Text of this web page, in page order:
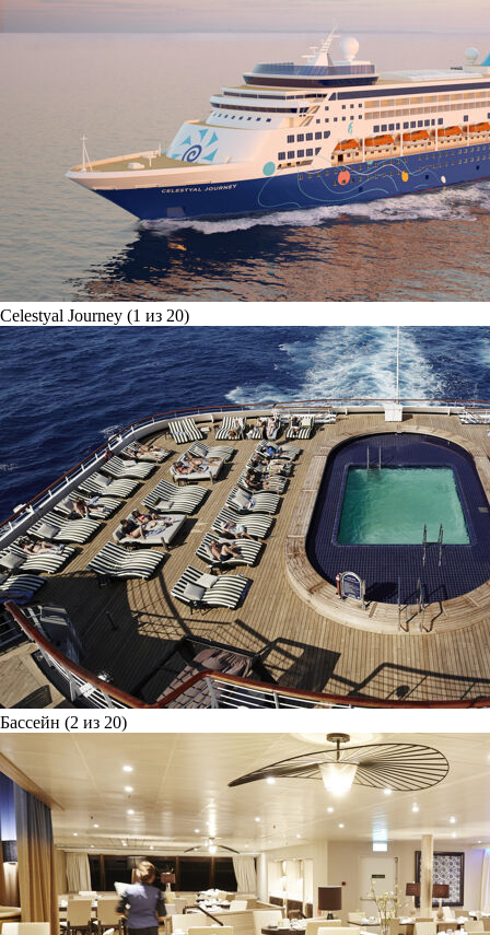
Celestyal Journey (1 из 20)
Бассейн (2 из 20)